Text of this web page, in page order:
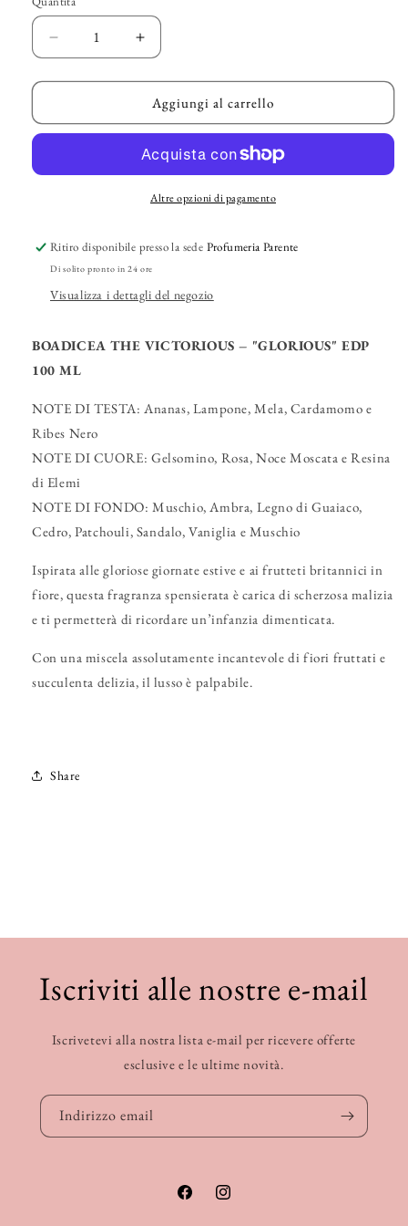
Diminuisci
quantità
per
THE
&quot;Glorious&quot;
Aumenta
quantità
per
BOADICEA
THE
–
&quot;Glorious&quot;
EDP
Aggiungi al carrello
Altre opzioni di pagamento
Ritiro disponibile presso la sede Profumeria Parente
Di solito pronto in 24 ore
Visualizza i dettagli del negozio
BOADICEA THE VICTORIOUS – "GLORIOUS" EDP
100 ML
NOTE DI TESTA: Ananas, Lampone, Mela, Cardamomo e
Ribes Nero
NOTE DI CUORE: Gelsomino, Rosa, Noce Moscata e Resina
di Elemi
NOTE DI FONDO: Muschio, Ambra, Legno di Guaiaco,
Cedro, Patchouli, Sandalo, Vaniglia e Muschio
Ispirata alle gloriose giornate estive e ai frutteti britannici in
fiore, questa fragranza spensierata è carica di scherzosa malizia
e ti permetterà di ricordare un’infanzia dimenticata.
Con una miscela assolutamente incantevole di fiori fruttati e
succulenta delizia, il lusso è palpabile.
Share
Iscriviti alle nostre e-mail
Iscrivetevi alla nostra lista e-mail per ricevere offerte
esclusive e le ultime novità.
Indirizzo email
FacebookInstagram